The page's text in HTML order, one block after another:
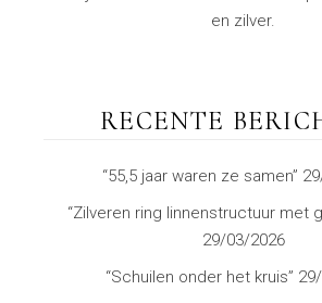
en zilver.
RECENTE
“55,5 jaar waren ze samen”
“Zilveren ring linnenstructuur met
29/03/2026
“Schuilen onder het kruis”